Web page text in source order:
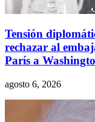
Tensión
rechazar al
París a
agosto 6, 2026